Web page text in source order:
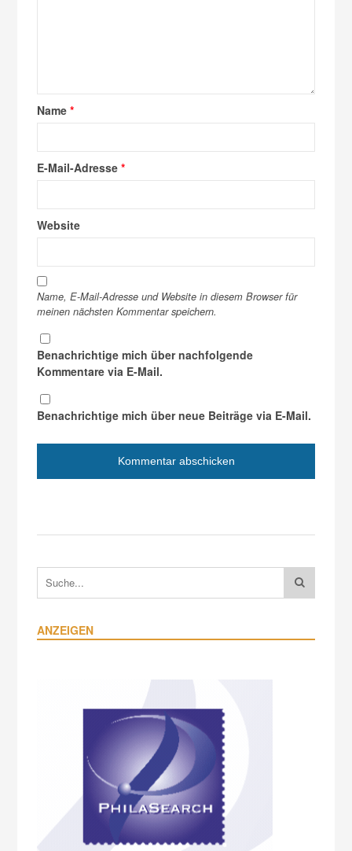
Name*
E-Mail-Adresse*
Website
Name, E-Mail-Adresse und Website in diesem Browser für
meinen nächsten Kommentar speichern.
Benachrichtige mich über nachfolgende
Kommentare via E-Mail.
Benachrichtige mich über neue Beiträge via E-Mail.
ANZEIGEN